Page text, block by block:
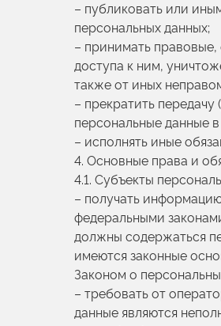
– публиковать или
персональных данных;
– принимать
доступа к ним,
также от иных
– прекратить
персональные данные
– исполнять иные
4. Основные права и
4.1. Субъекты
– получать
федеральными
должны содержаться
имеются законные
Законом о
– требовать от
данные являются